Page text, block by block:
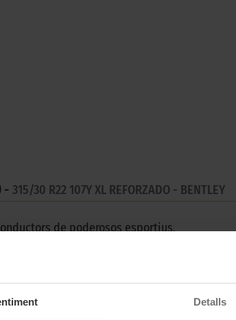
Detalls
- 315/30 R22 107Y XL REFORZADO - BENTLEY
de poderosos esportius.
Pirelli